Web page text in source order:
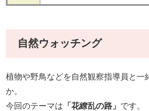
自然ウォッチング
植物や野鳥などを自然観察指導員と一
か。
今回のテーマは 「花繚乱の路」 です。